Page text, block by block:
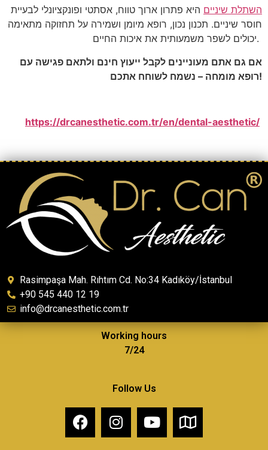
השתלת שיניים היא פתרון ארוך טווח, אסתטי ופונקציונלי לבעיית
חוסר שיניים. תכנון נכון, רופא מיומן ושמירה על תחזוקה מתאימה
יכולים לשפר משמעותית את איכות החיים.
אם גם אתם מעוניינים לקבל ייעוץ חינם ולתאם פגישה עם
רופא מומחה – נשמח לשוחח אתכם!
https://drcanesthetic.com.tr/en/dental-aesthetic/
Rasimpaşa Mah. Rıhtım Cd. No:34 Kadıköy/İstanbul
+90 545 440 12 19
info@drcanesthetic.com.tr
Working hours
7/24
Follow Us